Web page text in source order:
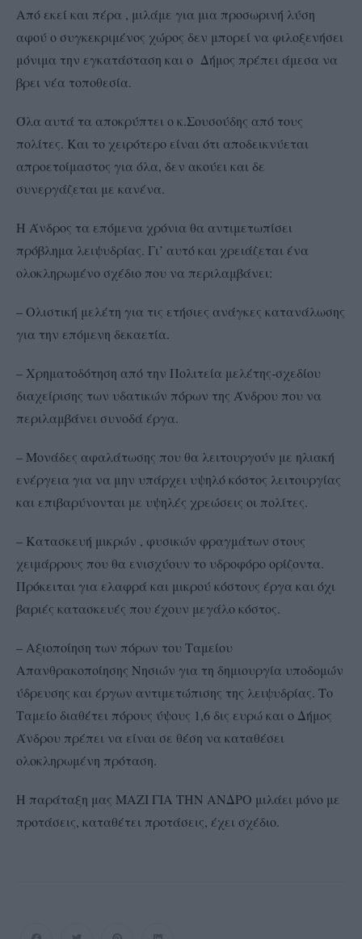
Από εκεί και πέρα , μιλάμε για μια προσωρινή λύση
αφού ο συγκεκριμένος χώρος δεν μπορεί να φιλοξενήσει
μόνιμα την εγκατάσταση και ο Δήμος πρέπει άμεσα να
βρει νέα τοποθεσία.
Όλα αυτά τα αποκρύπτει ο κ.Σουσούδης από τους
πολίτες. Και το χειρότερο είναι ότι αποδεικνύεται
απροετοίμαστος για όλα, δεν ακούει και δε
συνεργάζεται με κανένα.
Η Άνδρος τα επόμενα χρόνια θα αντιμετωπίσει
πρόβλημα λειψυδρίας. Γι’ αυτό και χρειάζεται ένα
ολοκληρωμένο σχέδιο που να περιλαμβάνει:
– Ολιστική μελέτη για τις ετήσιες ανάγκες κατανάλωσης
για την επόμενη δεκαετία.
– Χρηματοδότηση από την Πολιτεία μελέτης-σχεδίου
διαχείρισης των υδατικών πόρων της Άνδρου που να
περιλαμβάνει συνοδά έργα.
– Μονάδες αφαλάτωσης που θα λειτουργούν με ηλιακή
ενέργεια για να μην υπάρχει υψηλό κόστος λειτουργίας
και επιβαρύνονται με υψηλές χρεώσεις οι πολίτες.
– Κατασκευή μικρών , φυσικών φραγμάτων στους
χειμάρρους που θα ενισχύουν το υδροφόρο ορίζοντα.
Πρόκειται για ελαφρά και μικρού κόστους έργα και όχι
βαριές κατασκευές που έχουν μεγάλο κόστος.
– Αξιοποίηση των πόρων του Ταμείου
Απανθρακοποίησης Νησιών για τη δημιουργία υποδομών
ύδρευσης και έργων αντιμετώπισης της λειψυδρίας. Το
Ταμείο διαθέτει πόρους ύψους 1,6 δις ευρώ και ο Δήμος
Άνδρου πρέπει να είναι σε θέση να καταθέσει
ολοκληρωμένη πρόταση.
Η παράταξη μας ΜΑΖΙ ΓΙΑ ΤΗΝ ΑΝΔΡΟ μιλάει μόνο με
προτάσεις, καταθέτει προτάσεις, έχει σχέδιο.